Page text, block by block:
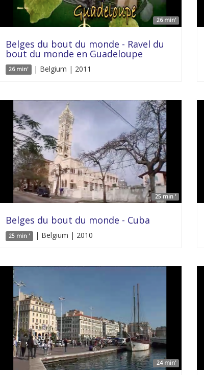
26 min'
Belges du bout du monde - Ravel du
bout du monde en Guadeloupe
26 min' | Belgium | 2011
25 min '
Belges du bout du monde - Cuba
25 min ' | Belgium | 2010
24 min'